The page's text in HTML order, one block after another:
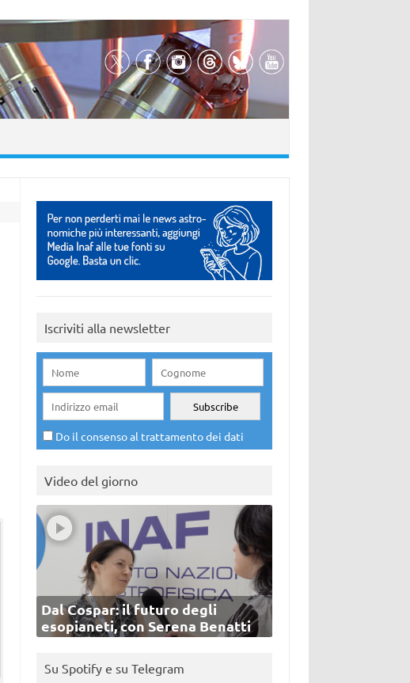
Iscriviti alla newsletter
Do il consenso al trattamento dei dati
Video del giorno
Dal Cospar: il futuro degli
esopianeti, con Serena Benatti
Su Spotify e su Telegram